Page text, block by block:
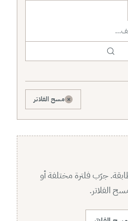
× مسح الفلاتر
جرّب فلترة مختلفة أو
الفلاتر.